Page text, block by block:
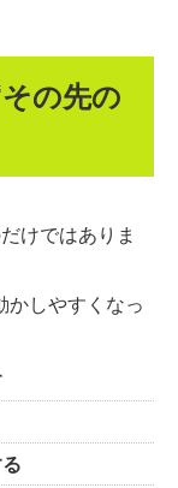
の先の
けではありま
かしやすくなっ